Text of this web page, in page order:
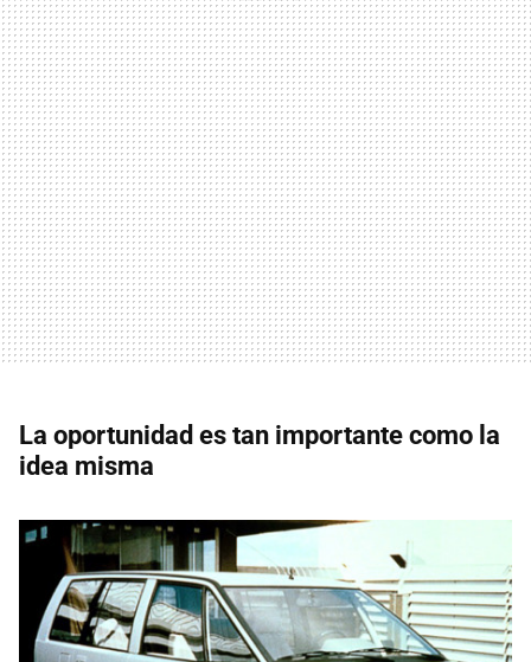
La oportunidad es tan importante como la
idea misma